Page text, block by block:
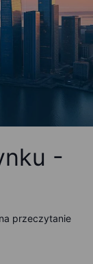
-
przeczytanie